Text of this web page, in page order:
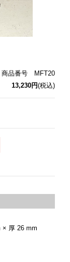
商品番号 MFT20
13,230円(税込)
× 厚 26 mm